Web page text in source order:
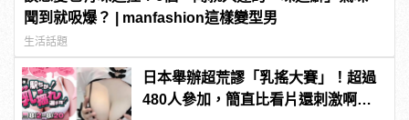
聞到就吸爆？ | manfashion這樣變型男
生活話題
日本舉辦超荒謬「乳搖大賽」！超過
480人參加，簡直比看片還刺激啊！ |